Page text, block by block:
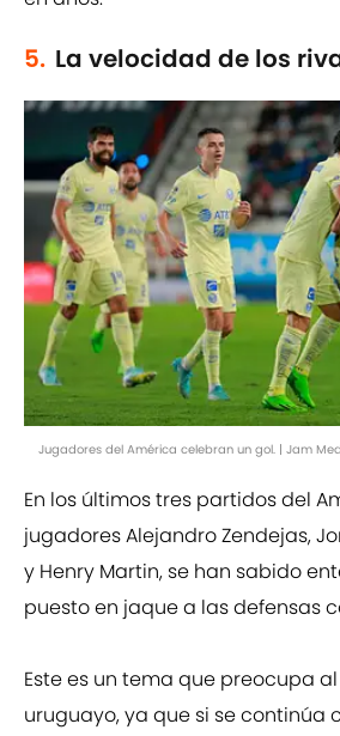
5. La velocidad de los
Jugadores del América celebran un gol. | Jam
En los últimos tres partidos del
jugadores Alejandro Zendejas,
y Henry Martin, se han sabido
puesto en jaque a las defensas
Este es un tema que preocupa
uruguayo, ya que si se continúa